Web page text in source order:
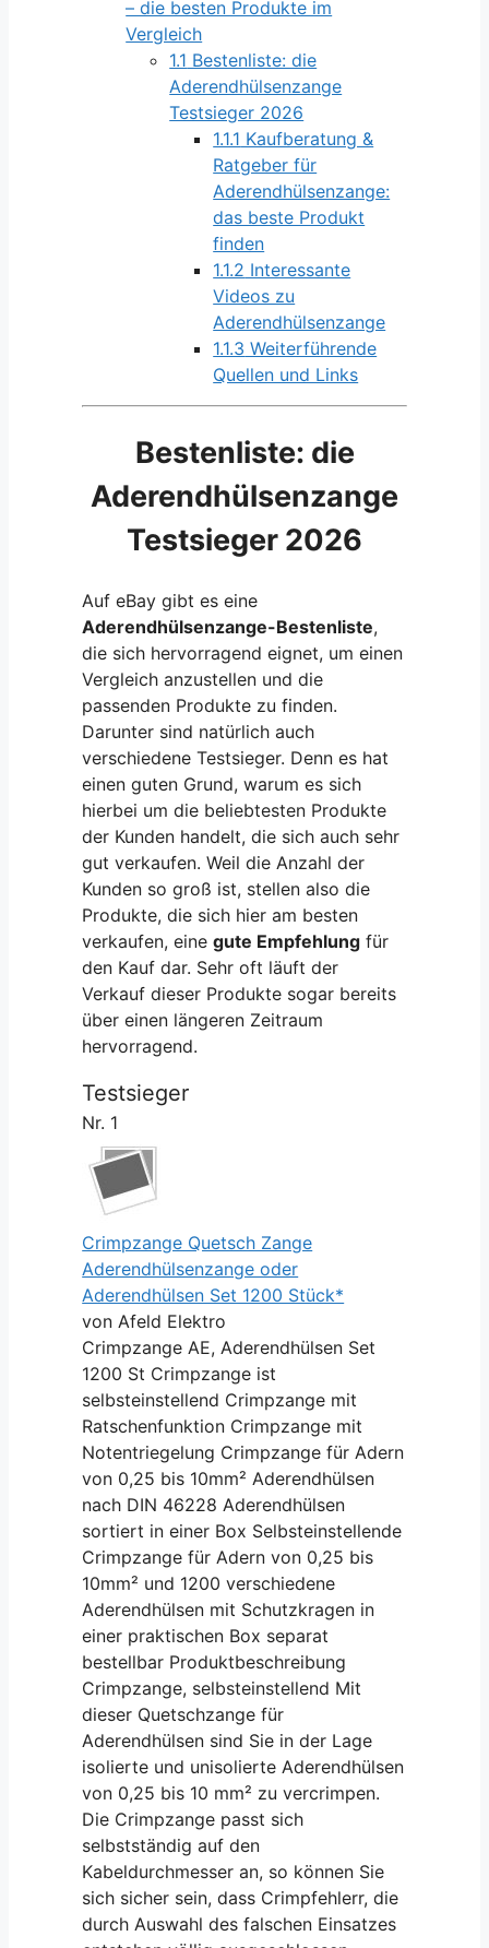
– die besten Produkte im
Vergleich
1.1 Bestenliste: die
Aderendhülsenzange
Testsieger 2026
1.1.1 Kaufberatung &
Ratgeber für
Aderendhülsenzange:
das beste Produkt
finden
1.1.2 Interessante
Videos zu
Aderendhülsenzange
1.1.3 Weiterführende
Quellen und Links
Bestenliste: die
Aderendhülsenzange
Testsieger 2026
Auf eBay gibt es eine
Aderendhülsenzange-Bestenliste,
die sich hervorragend eignet, um einen
Vergleich anzustellen und die
passenden Produkte zu finden.
Darunter sind natürlich auch
verschiedene Testsieger. Denn es hat
einen guten Grund, warum es sich
hierbei um die beliebtesten Produkte
der Kunden handelt, die sich auch sehr
gut verkaufen. Weil die Anzahl der
Kunden so groß ist, stellen also die
Produkte, die sich hier am besten
verkaufen, einegute Empfehlung für
den Kauf dar. Sehr oft läuft der
Verkauf dieser Produkte sogar bereits
über einen längeren Zeitraum
hervorragend.
Testsieger
Nr. 1
Crimpzange Quetsch Zange
Aderendhülsenzange oder
Aderendhülsen Set 1200 Stück*
von Afeld Elektro
Crimpzange AE, Aderendhülsen Set
1200 St Crimpzange ist
selbsteinstellend Crimpzange mit
Ratschenfunktion Crimpzange mit
Notentriegelung Crimpzange für Adern
von 0,25 bis 10mm² Aderendhülsen
nach DIN 46228 Aderendhülsen
sortiert in einer Box Selbsteinstellende
Crimpzange für Adern von 0,25 bis
10mm² und 1200 verschiedene
Aderendhülsen mit Schutzkragen in
einer praktischen Box separat
bestellbar Produktbeschreibung
Crimpzange, selbsteinstellend Mit
dieser Quetschzange für
Aderendhülsen sind Sie in der Lage
isolierte und unisolierte Aderendhülsen
von 0,25 bis 10 mm² zu vercrimpen.
Die Crimpzange passt sich
selbstständig auf den
Kabeldurchmesser an, so können Sie
sich sicher sein, dass Crimpfehlerr, die
durch Auswahl des falschen Einsatzes